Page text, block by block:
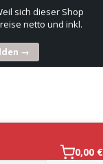
sich dieser Shop
netto und inkl.
→
0,00 €